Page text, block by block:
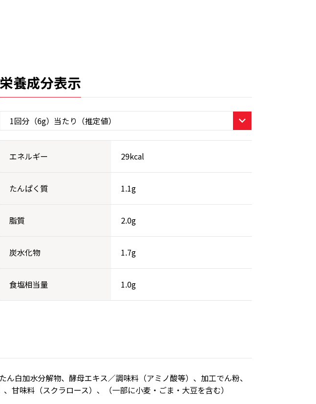
栄養成分表示
エネルギー 29kcal
たんぱく質 1.1g
脂質 2.0g
炭水化物 1.7g
食塩相当量 1.0g
白加水分解物、酵母エキス／調味料（アミノ酸等）、加工でん粉、
甘味料（スクラロース）、（一部に小麦・ごま・大豆を含む）